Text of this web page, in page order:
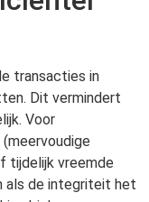
transacties in
Dit vermindert
Voor
tijdelijk vreemde
als de integriteit het